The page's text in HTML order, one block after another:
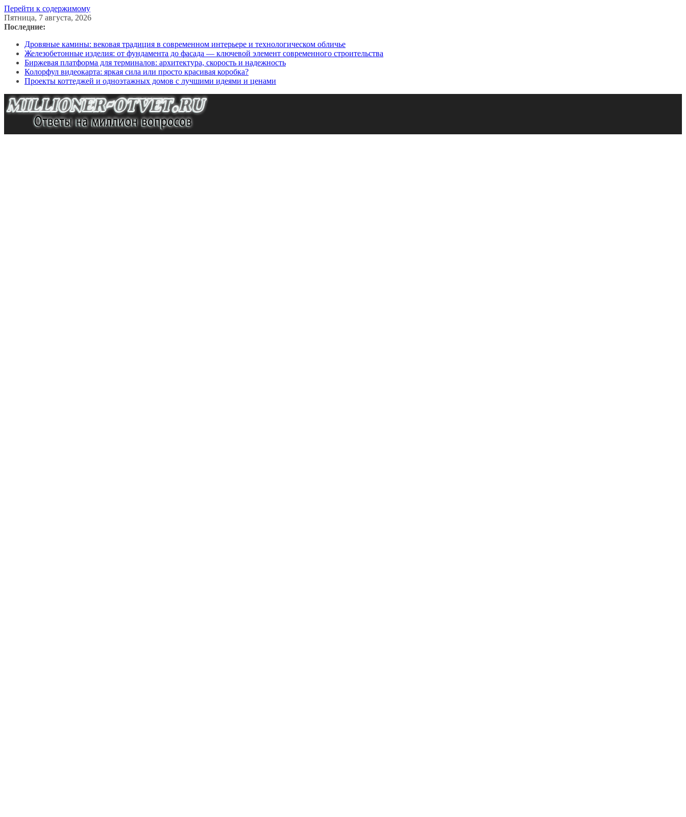
Перейти к содержимому
Пятница, 7 августа, 2026
Последние:
Дровяные камины: вековая традиция в современном интерьере и технологическом обличье
Железобетонные изделия: от фундамента до фасада — ключевой элемент современного строительства
Биржевая платформа для терминалов: архитектура, скорость и надежность
Колорфул видеокарта: яркая сила или просто красивая коробка?
Проекты коттеджей и одноэтажных домов с лучшими идеями и ценами